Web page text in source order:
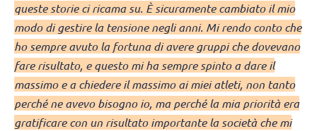
queste storie ci ricama su. È sicuramente cambiato il mio
modo di gestire la tensione negli anni. Mi rendo conto che
ho sempre avuto la fortuna di avere gruppi che dovevano
fare risultato, e questo mi ha sempre spinto a dare il
massimo e a chiedere il massimo ai miei atleti, non tanto
perché ne avevo bisogno io, ma perché la mia priorità era
gratificare con un risultato importante la società che mi